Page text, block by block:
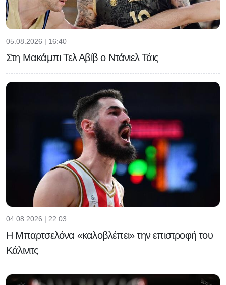
05.08.2026 | 16:40
Στη Μακάμπι Τελ Αβίβ ο Ντάνιελ Τάις
04.08.2026 | 22:03
Η Μπαρτσελόνα «καλοβλέπει» την επιστροφή του
Κάλινιτς